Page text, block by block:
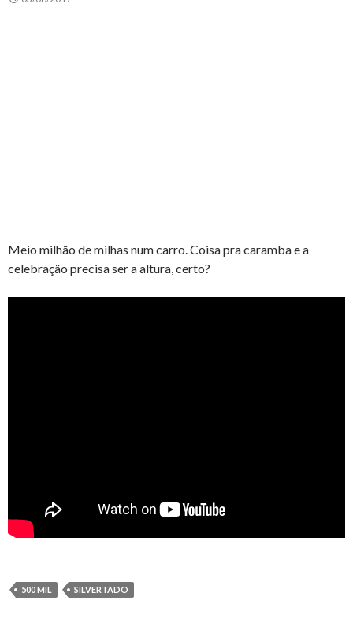
Meio milhão de milhas num carro. Coisa pra caramba e a
celebração precisa ser a altura, certo?
500 MIL SILVERTADO